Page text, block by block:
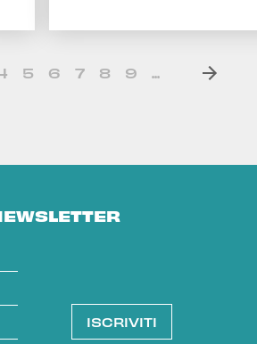
del Cesi, Centro studi
5 6 7 8 9 ...